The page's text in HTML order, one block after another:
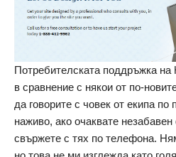
Потребителската поддръжка
в сравнение с някои от по-
да говорите с човек от екипа по
наживо, ако очаквате
свържете с тях по телефона.